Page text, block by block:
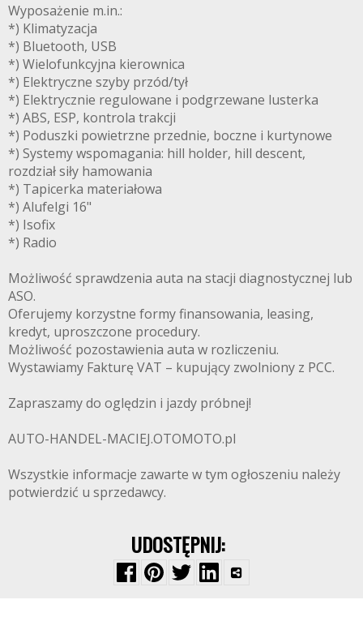
Wyposażenie m.in.:
*) Klimatyzacja
*) Bluetooth, USB
*) Wielofunkcyjna kierownica
*) Elektryczne szyby przód/tył
*) Elektrycznie regulowane i podgrzewane lusterka
*) ABS, ESP, kontrola trakcji
*) Poduszki powietrzne przednie, boczne i kurtynowe
*) Systemy wspomagania: hill holder, hill descent,
rozdział siły hamowania
*) Tapicerka materiałowa
*) Alufelgi 16"
*) Isofix
*) Radio
Możliwość sprawdzenia auta na stacji diagnostycznej lub
ASO.
Oferujemy korzystne formy finansowania, leasing,
kredyt, uproszczone procedury.
Możliwość pozostawienia auta w rozliczeniu.
Wystawiamy Fakturę VAT – kupujący zwolniony z PCC.
Zapraszamy do oględzin i jazdy próbnej!
AUTO-HANDEL-MACIEJ.OTOMOTO.pl
Wszystkie informacje zawarte w tym ogłoszeniu należy
potwierdzić u sprzedawcy.
UDOSTĘPNIJ: